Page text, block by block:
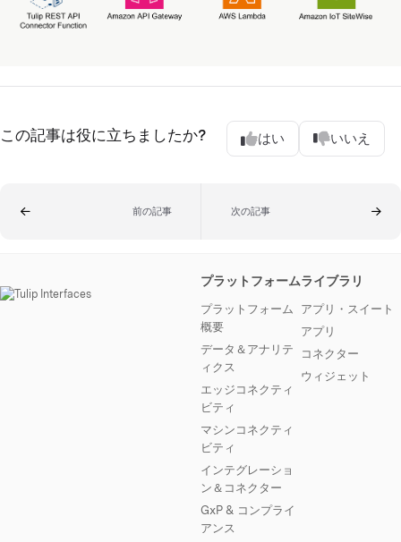
この記事は役に立ちましたか? はい いいえ
前の記事 次の記事
プラットフォーム
プラットフォーム
概要
データ＆アナリテ
ィクス
エッジコネクティ
ビティ
マシンコネクティ
ビティ
インテグレーショ
ン＆コネクター
GxP & コンプライ
アンス
ライブラリ
アプリ・スイート
アプリ
コネクター
ウィジェット